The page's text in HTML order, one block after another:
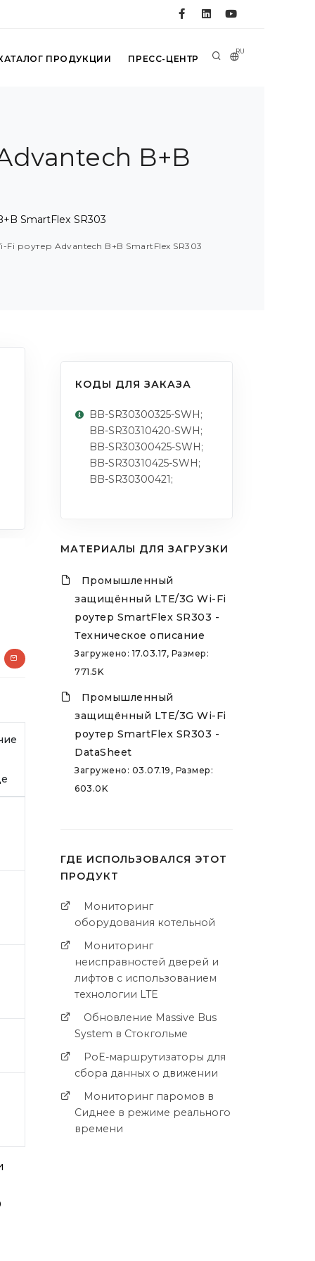
RU
ПРОДУКЦИИ ПРЕСС-ЦЕНТР
B+B
SmartFlex SR303
роутер Advantech B+B SmartFlex SR303
КОДЫ ДЛЯ ЗАКАЗА
BB-SR30300325-SWH;
BB-SR30310420-SWH;
BB-SR30300425-SWH;
BB-SR30310425-SWH;
BB-SR30300421;
МАТЕРИАЛЫ ДЛЯ ЗАГРУЗКИ
Промышленный
защищённый LTE/3G Wi-Fi
роутер SmartFlex SR303 -
Техническое описание
Загружено: 17.03.17, Размер:
771.5K
Промышленный
защищённый LTE/3G Wi-Fi
роутер SmartFlex SR303 -
DataSheet
Загружено: 03.07.19, Размер:
603.0K
ГДЕ ИСПОЛЬЗОВАЛСЯ ЭТОТ
ПРОДУКТ
Мониторинг
оборудования котельной
Мониторинг
неисправностей дверей и
лифтов с использованием
технологии LTE
Обновление Massive Bus
System в Стокгольме
PoE-маршрутизаторы для
сбора данных о движении
Мониторинг паромов в
Сиднее в режиме реального
времени